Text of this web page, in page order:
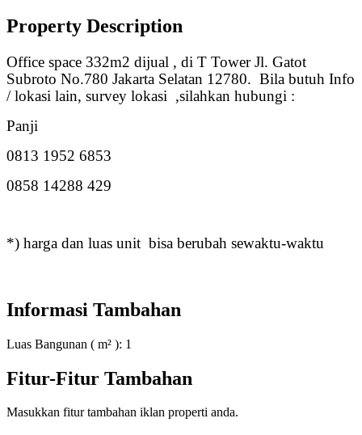
Property Description
Office space 332m2 dijual , di T Tower Jl. Gatot
Subroto No.780 Jakarta Selatan 12780. Bila butuh Info
/ lokasi lain, survey lokasi ,silahkan hubungi :
Panji
0813 1952 6853
0858 14288 429
*) harga dan luas unit bisa berubah sewaktu-waktu
Informasi Tambahan
Luas Bangunan ( m² ): 1
Fitur-Fitur Tambahan
Masukkan fitur tambahan iklan properti anda.